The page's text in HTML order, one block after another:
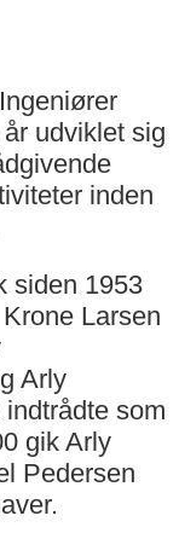
udviklet sig
inden
siden 1953
Larsen
Arly
som
gik Arly
Pedersen